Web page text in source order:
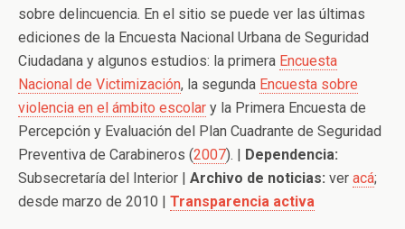
sobre delincuencia. En el sitio se puede ver las últimas
ediciones de la Encuesta Nacional Urbana de Seguridad
Ciudadana y algunos estudios: la primera Encuesta
Nacional de Victimización, la segunda Encuesta sobre
violencia en el ámbito escolar y la Primera Encuesta de
Percepción y Evaluación del Plan Cuadrante de Seguridad
Preventiva de Carabineros (2007). | Dependencia:
Subsecretaría del Interior | Archivo de noticias: ver acá;
desde marzo de 2010 | Transparencia activa